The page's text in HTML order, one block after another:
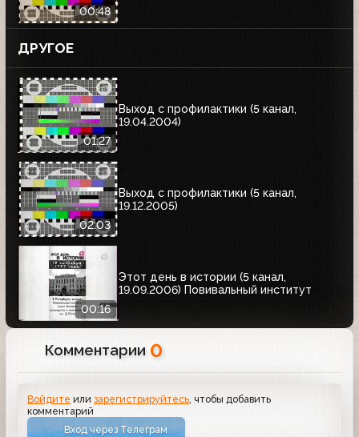
00:48
ДРУГОЕ
01:27
Выход с профилактики (5 канал,
19.04.2004)
02:03
Выход с профилактики (5 канал,
19.12.2005)
00:16
Этот день в истории (5 канал,
19.09.2006) Повивальный институт
Комментарии 0
Войдите илизарегистрируйтесь , чтобы добавить
комментарий
Вход через Телеграм